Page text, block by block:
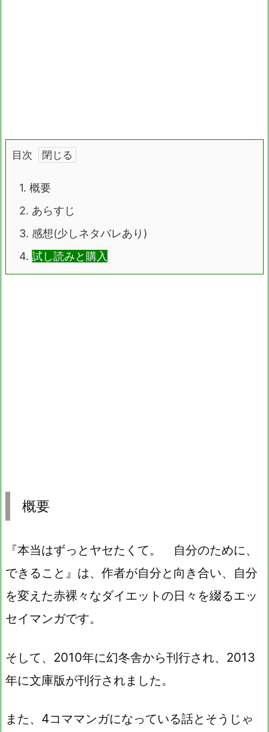
目次
1. 概要
2. あらすじ
3. 感想(少しネタバレあり)
4. 試し読みと購入
概要
『本当はずっとヤセたくて。 自分のために、
できること』は、作者が自分と向き合い、自分
を変えた赤裸々なダイエットの日々を綴るエッ
セイマンガです。
そして、2010年に幻冬舎から刊行され、2013
年に文庫版が刊行されました。
また、4コママンガになっている話とそうじゃ